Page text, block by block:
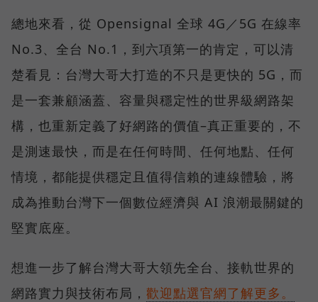
總地來看，從 Opensignal 全球 4G／5G 在線率
No.3、全台 No.1，到六項第一的肯定，可以清
楚看見：台灣大哥大打造的不只是更快的 5G，而
是一套兼顧涵蓋、容量與穩定性的世界級網路架
構，也重新定義了好網路的價值–真正重要的，不
是測速最快，而是在任何時間、任何地點、任何
情境，都能提供穩定且值得信賴的連線體驗，將
成為推動台灣下一個數位經濟與 AI 浪潮最關鍵的
堅實底座。
想進一步了解台灣大哥大領先全台、接軌世界的
網路實力與技術布局， 歡迎點選官網了解更多。